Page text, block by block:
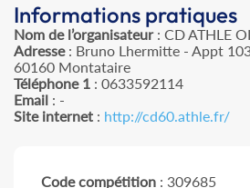
Informations pratiques
Nom de l’organisateur: CD ATHLE
Adresse: Bruno Lhermitte - Appt
60160 Montataire
Téléphone 1 : 0633592114
Email : -
Site internet : http://cd60.athle.fr/
Code compétition : 309685